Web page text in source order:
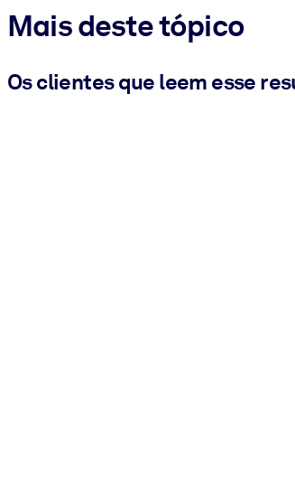
Mais deste tópico
Os clientes que leem esse